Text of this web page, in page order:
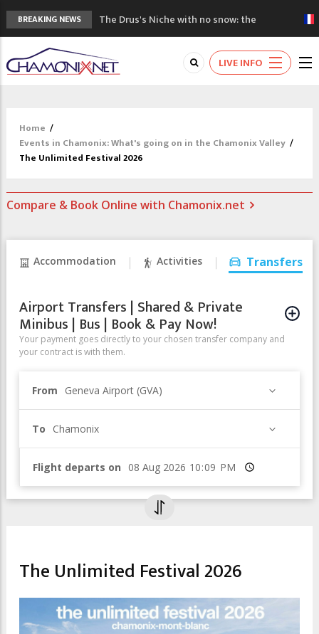
BREAKING NEWS
The Drus's Niche with no snow: the
mountains are changing!
3 good reasons to visit the new Mont
Blanc Museum
Mountain accidents: 3 people died on
3rd Edition of the Chamonix Valley Classics
Festival
LIVE INFO
Home /
Events in Chamonix: What's going on in the Chamonix Valley /
The Unlimited Festival 2026
Compare & Book Online with Chamonix.net
Accommodation Activities Transfers
Airport Transfers | Shared & Private
Minibus | Bus | Book & Pay Now!
Your payment goes directly to your chosen transfer company and
your contract is with them.
From Geneva Airport (GVA)
To Chamonix
Flight departs on Time
The Unlimited Festival 2026